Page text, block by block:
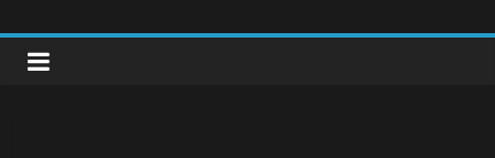
to
content
clipnonglive.com